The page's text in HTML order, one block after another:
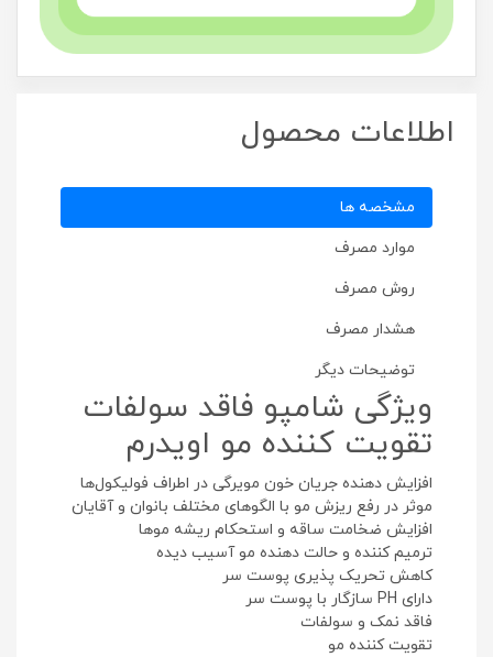
اطلاعات محصول
مشخصه ها
موارد مصرف
روش مصرف
هشدار مصرف
توضیحات دیگر
ویژگی شامپو فاقد سولفات
تقویت کننده مو اویدرم
افزایش دهنده جریان خون مویرگی در اطراف فولیکول‌ها
موثر در رفع ریزش مو با الگوهای مختلف بانوان و آقایان
افزایش ضخامت ساقه و استحکام ریشه موها
ترمیم کننده و حالت دهنده مو آسیب دیده
کاهش تحریک پذیری پوست سر
دارای PH سازگار با پوست سر
فاقد نمک و سولفات
تقویت کننده مو